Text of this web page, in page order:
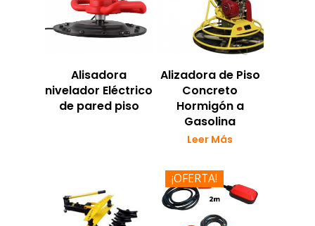
Alisadora
nivelador Eléctrico
de pared piso
Alizadora de Piso
Concreto
Hormigón a
Gasolina
Leer Más
¡OFERTA!